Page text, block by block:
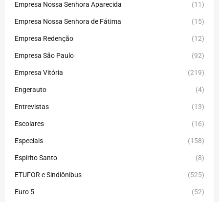
Empresa Nossa Senhora Aparecida (11)
Empresa Nossa Senhora de Fátima (15)
Empresa Redenção (12)
Empresa São Paulo (92)
Empresa Vitória (219)
Engerauto (4)
Entrevistas (13)
Escolares (16)
Especiais (158)
Espirito Santo (8)
ETUFOR e Sindiônibus (525)
Euro 5 (52)